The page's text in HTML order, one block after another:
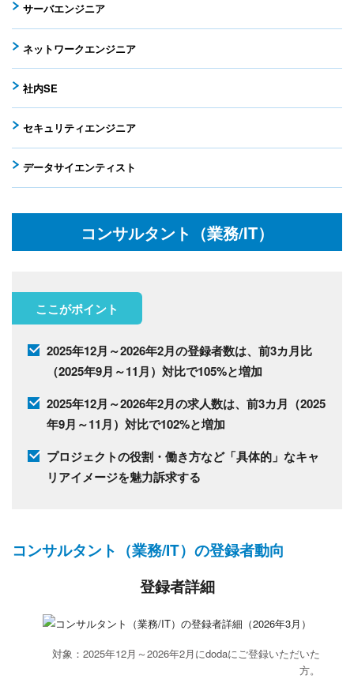
サーバエンジニア
ネットワークエンジニア
社内SE
セキュリティエンジニア
データサイエンティスト
コンサルタント（業務/IT）
ここがポイント
2025年12月～2026年2月の登録者数は、前3カ月比
（2025年9月～11月）対比で105%と増加
2025年12月～2026年2月の求人数は、前3カ月（2025
年9月～11月）対比で102%と増加
プロジェクトの役割・働き方など「具体的」なキャ
リアイメージを魅力訴求する
コンサルタント（業務/IT）の登録者動向
登録者詳細
対象：2025年12月～2026年2月にdodaにご登録いただいた
方。